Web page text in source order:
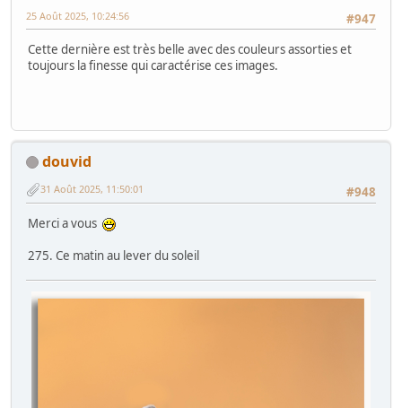
#947
25 Août 2025, 10:24:56
Cette dernière est très belle avec des couleurs assorties et
toujours la finesse qui caractérise ces images.
douvid
#948
31 Août 2025, 11:50:01
Merci a vous
275. Ce matin au lever du soleil